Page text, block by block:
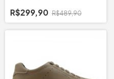
R$299,90 R$489,90